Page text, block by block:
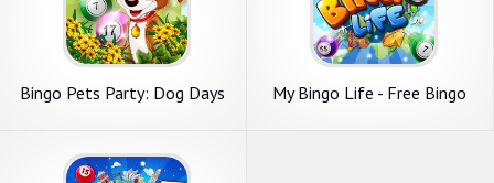
Bingo Pets Party: Dog Days
My Bingo Life - Free Bingo